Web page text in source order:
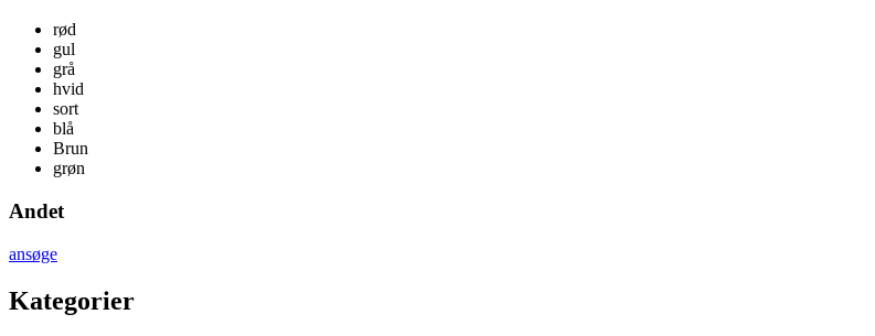
rød
gul
grå
hvid
sort
blå
Brun
grøn
Andet
ansøge
Kategorier